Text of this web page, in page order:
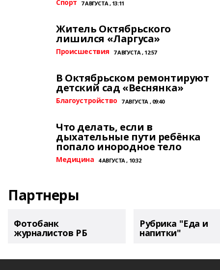
Спорт 7 АВГУСТА , 13:11
Житель Октябрьского
лишился «Ларгуса»
Происшествия 7 АВГУСТА , 12:57
В Октябрьском ремонтируют
детский сад «Веснянка»
Благоустройство 7 АВГУСТА , 09:40
Что делать, если в
дыхательные пути ребёнка
попало инородное тело
Медицина 4 АВГУСТА , 10:32
Партнеры
Фотобанк
журналистов РБ
Рубрика "Еда и
напитки"